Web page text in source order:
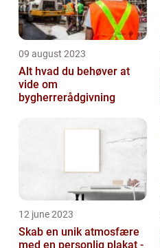
09 august 2023
Alt hvad du behøver at
vide om
bygherrerådgivning
12 june 2023
Skab en unik atmosfære
med en personlig plakat -